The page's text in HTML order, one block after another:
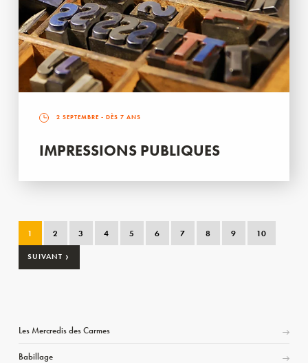
2 SEPTEMBRE - DÈS 7 ANS
IMPRESSIONS PUBLIQUES
1 2 3 4 5 6 7 8 9 10
SUIVANT ›
Les Mercredis des Carmes
Babillage